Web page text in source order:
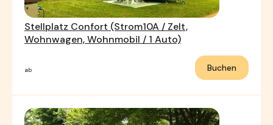
Stellplatz Confort (Strom10A / Zelt,
Wohnwagen, Wohnmobil / 1 Auto)
ab Buchen